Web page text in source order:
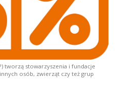
tworzą stowarzyszenia i fundacje
osób, zwierząt czy też grup